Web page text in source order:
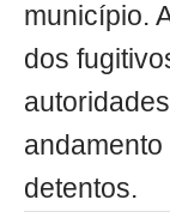
município.
dos
detentos.